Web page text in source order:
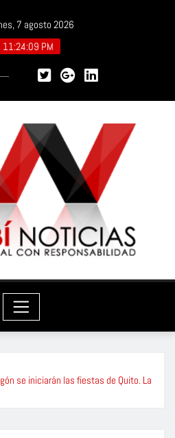
7 agosto 2026
11:24:11 PM
se iniciarán las fiestas de Quito. La